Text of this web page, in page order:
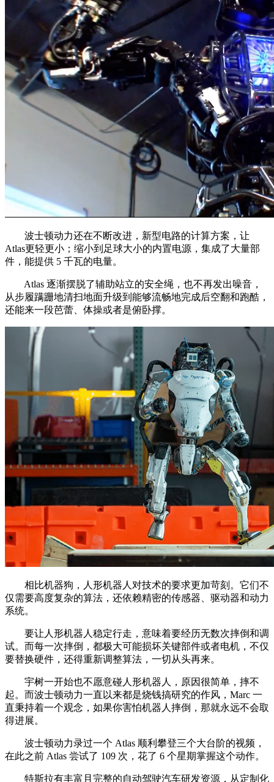
波士顿动力还在不断改进，新型电路的计算方案，让
Atlas更轻更小；缩小到足球大小的内置电源，集成了大量部
件，能提供 5 千瓦的电量。
Atlas 逐渐摆脱了辅助站立的安全绳，也不再发出噪音，
从步履蹒跚地清扫地面升级到能够流畅地完成后空翻和跑酷，
还能来一段芭蕾、体操或者是俯卧撑。
相比机器狗，人形机器人对技术的要求更加苛刻。它们不
仅需要高度复杂的算法，还依赖精密的传感器、驱动器和动力
系统。
要让人形机器人稳定行走，意味着要经历无数次摔倒和调
试。而每一次摔倒，都极大可能损坏关键部件或者电机，不仅
要替换硬件，还得重新调整算法，一切从头再来。
宇树一开始也不愿意碰人形机器人，原因很简单，摔不
起。而波士顿动力一直以来都是烧钱搞研究的作风，Marc 一
直秉持着一个观念，如果你害怕机器人摔倒，那就永远不会取
得进展。
波士顿动力录过一个 Atlas 顺利攀登三个大台阶的视频，
在此之前 Atlas 尝试了 109 次，花了 6 个星期掌握这个动作。
特斯拉有丰富且完整的自动驾驶汽车研发资源，从定制化